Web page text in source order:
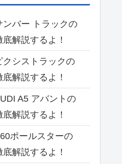
ンバー トラックの
解説するよ！
クシストラックの
解説するよ！
A5 アバントの
解説するよ！
ポールスターの
解説するよ！